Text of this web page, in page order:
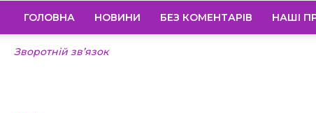
ГОЛОВНА НОВИНИ БЕЗ КОМЕНТАРІВ НАШІ
Зворотній зв’язок